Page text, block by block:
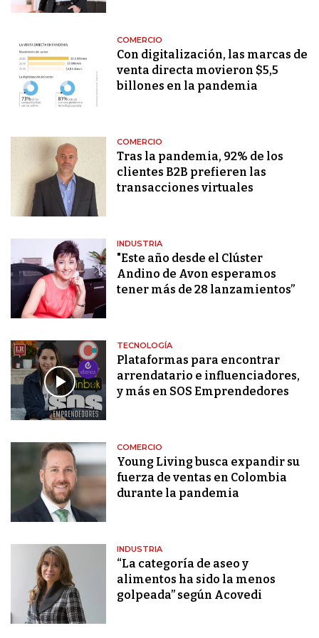
COMERCIO
Con digitalización, las marcas de
venta directa movieron $5,5
billones en la pandemia
COMERCIO
Tras la pandemia, 92% de los
clientes B2B prefieren las
transacciones virtuales
INDUSTRIA
"Este año desde el Clúster
Andino de Avon esperamos
tener más de 28 lanzamientos”
TECNOLOGÍA
Plataformas para encontrar
arrendatario e influenciadores,
y más en SOS Emprendedores
COMERCIO
Young Living busca expandir su
fuerza de ventas en Colombia
durante la pandemia
INDUSTRIA
“La categoría de aseo y
alimentos ha sido la menos
golpeada” según Acovedi